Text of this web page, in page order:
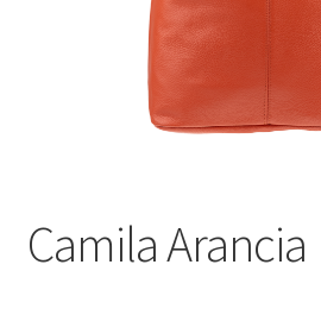
Camila Arancia